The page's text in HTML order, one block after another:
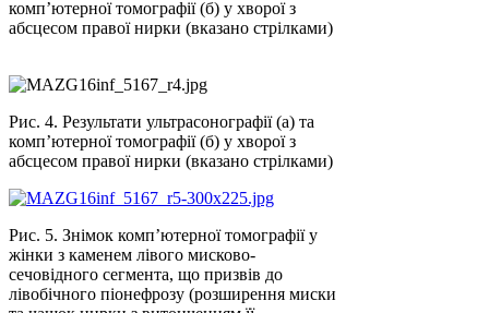
комп’ютерної томографії (б) у хворої з
абсцесом правої нирки (вказано стрілками)
Рис. 4. Результати ультрасонографії (а) та
комп’ютерної томографії (б) у хворої з
абсцесом правої нирки (вказано стрілками)
Рис. 5. Знімок комп’ютерної томографії у
жінки з каменем лівого мисково-
сечовідного сегмента, що призвів до
лівобічного піонефрозу (розширення миски